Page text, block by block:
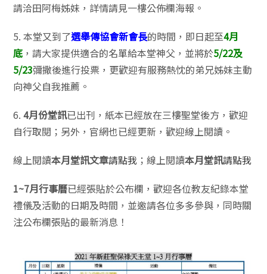
請洽田阿梅姊妹，詳情請見一樓公佈欄海報。
5. 本堂又到了選舉傳協會新會長的時間，即日起至4月
底 ，請大家提供適合的名單給本堂神父，並將於5/22及
5/23彌撒後進行投票，更歡迎有服務熱忱的弟兄姊妹主動
向神父自我推薦。
6.4月份堂訊已出刊，紙本已經放在三樓聖堂後方，歡迎
自行取閱；另外，官網也已經更新，歡迎線上閱讀。
線上閱讀本月堂訊文章請點我 ；線上閱讀本月堂訊請點我
1~7月行事曆已經張貼於公布欄，歡迎各位教友紀錄本堂
禮儀及活動的日期及時間，並邀請各位多多參與，同時關
注公布欄張貼的最新消息！